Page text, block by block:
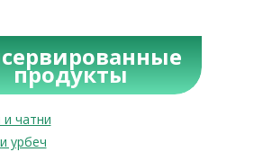
продукты
и чатни
урбеч